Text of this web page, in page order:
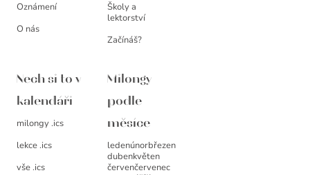
Oznámení
O nás
Školy a
lektorství
Začínáš?
Nech si to v
kalendáři
milongy .ics
lekce .ics
vše .ics
Milongy
podle
měsíce
ledenúnorbřezen
dubenkvěten
červenčervenec